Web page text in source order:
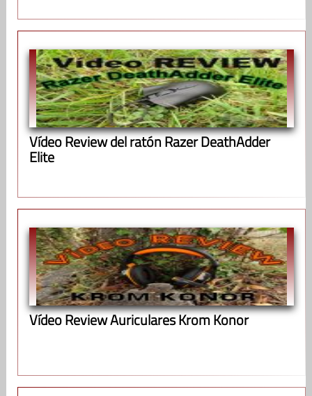
Vídeo Review del ratón Razer DeathAdder
Elite
Vídeo Review Auriculares Krom Konor